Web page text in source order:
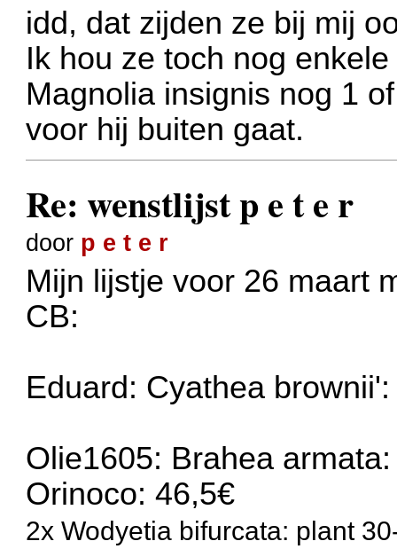
idd, dat zijden ze bij mij
Ik hou ze toch nog
Magnolia insignis nog 1
voor hij buiten gaat.
Re: wenstlijst p e t e r
door p e t e r
Mijn lijstje voor 26 maart
CB:
Eduard: Cyathea
Olie1605: Brahea
Orinoco: 46,5€
2x Wodyetia bifurcata: plant